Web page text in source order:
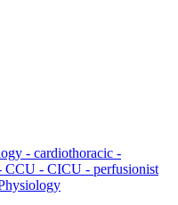
- cardiothoracic -
CCU - CICU - perfusionist